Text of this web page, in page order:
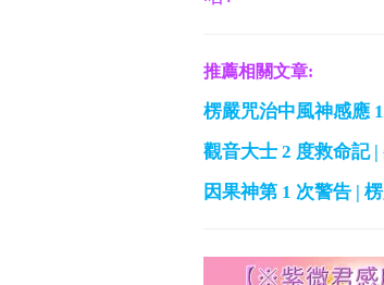
推薦相關文章:
楞嚴咒治中風神感應
觀音大士 2 度救命記 |
因果神第 1 次警告 |